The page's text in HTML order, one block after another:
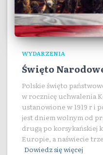
WYDARZENIA
Święto
Polskie święto
w rocznicę uchwalenia
ustanowione w 1919 r i
jest dniem wolnym od
drugą po korsykańskiej
Europie, a naświecie
Dowiedz się więcej